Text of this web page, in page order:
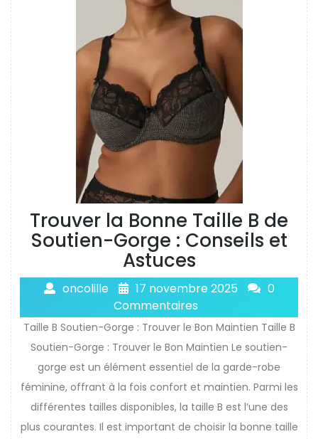
Trouver la Bonne Taille B de
Soutien-Gorge : Conseils et
Astuces
oncolille 17 novembre 2025
0
Commentaires
Taille B Soutien-Gorge : Trouver le Bon Maintien Taille B
Soutien-Gorge : Trouver le Bon Maintien Le soutien-
gorge est un élément essentiel de la garde-robe
féminine, offrant à la fois confort et maintien. Parmi les
différentes tailles disponibles, la taille B est l’une des
plus courantes. Il est important de choisir la bonne taille